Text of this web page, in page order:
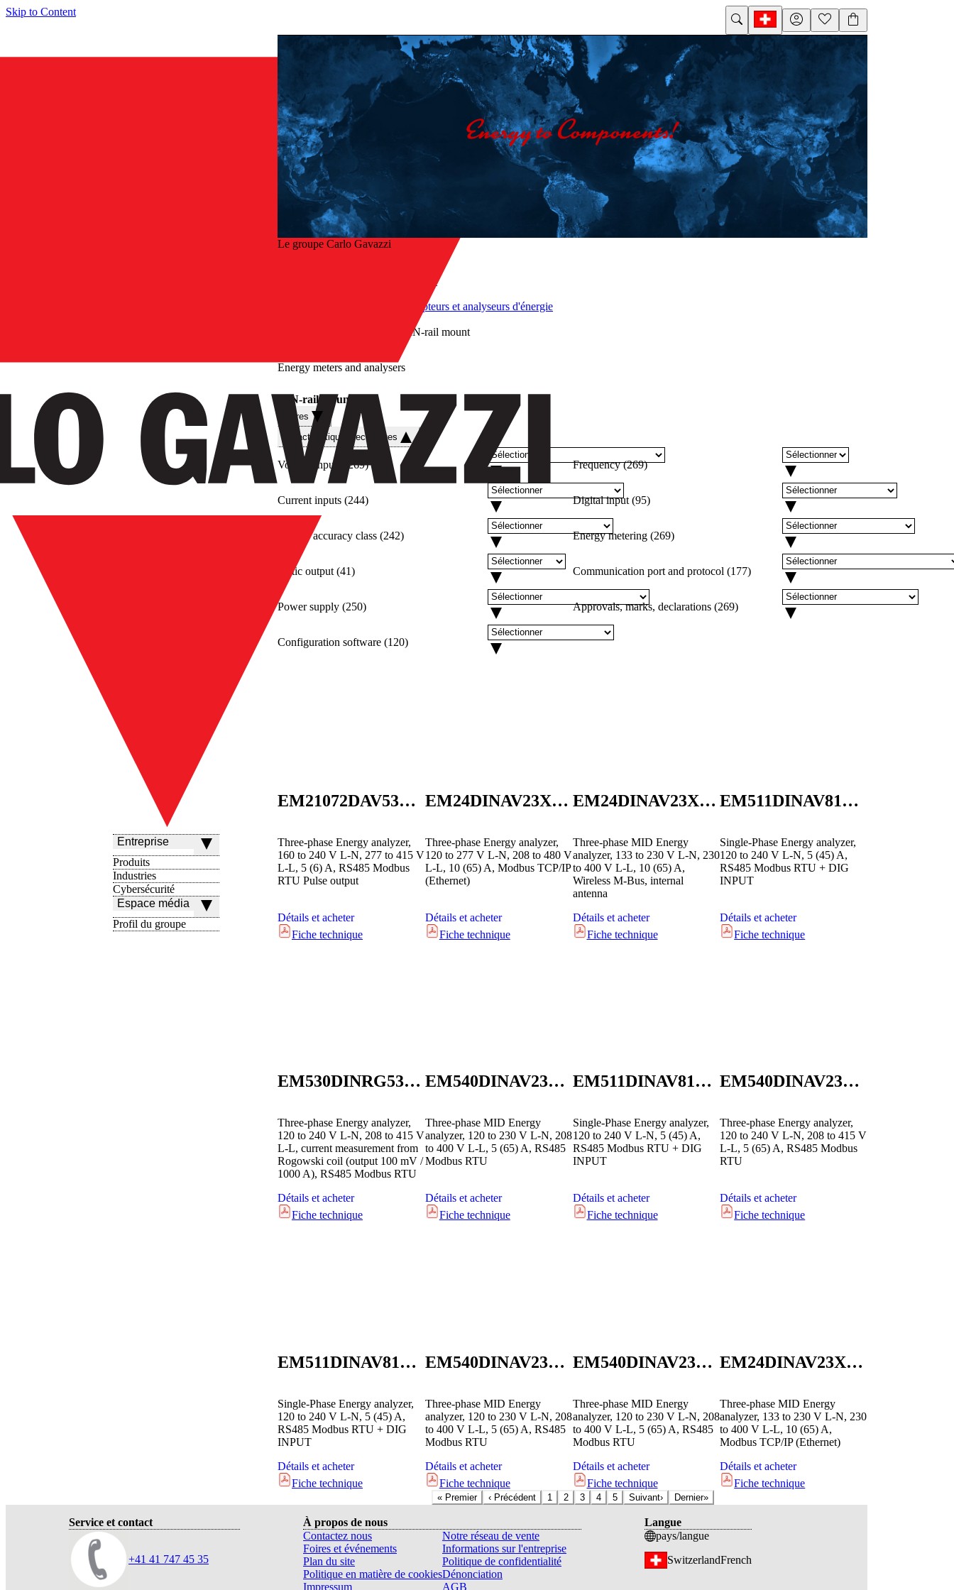
Skip to Content
Entreprise
Produits
Industries
Cybersécurité
Espace média
Profil du groupe
Le groupe Carlo Gavazzi
Compteurs et analyseurs d'énergie
DIN-rail mount
Energy meters and analysers
DIN-rail mount
Filtres
Caractéristiques techniques
Voltage inputs 269) Frequency(269)
Current inputs (244) Digital input(95)
Energy accuracy class (242) Energy metering(269)
Static output (41) Communication port and protocol (177)
Power supply (250) Approvals, marks, declarations(269)
Configuration software (120)
EM21072DAV53XOSX
Three-phase Energy analyzer,
160 to 240 V L-N, 277 to 415 V
L-L, 5 (6) A, RS485 Modbus
RTU Pulse output
Détails et acheter
Fiche technique
EM24DINAV23XE1X
Three-phase Energy analyzer,
120 to 277 V L-N, 208 to 480 V
L-L, 10 (65) A, Modbus TCP/IP
(Ethernet)
Détails et acheter
Fiche technique
EM24DINAV23XW1IPFA
Three-phase MID Energy
analyzer, 133 to 230 V L-N, 230
to 400 V L-L, 10 (65) A,
Wireless M-Bus, internal
antenna
Détails et acheter
Fiche technique
EM511DINAV81XS1PFA
Single-Phase Energy analyzer,
120 to 240 V L-N, 5 (45) A,
RS485 Modbus RTU + DIG
INPUT
Détails et acheter
Fiche technique
EM530DINRG53XS1X
Three-phase Energy analyzer,
120 to 240 V L-N, 208 to 415 V
L-L, current measurement from
Rogowski coil (output 100 mV /
1000 A), RS485 Modbus RTU
Détails et acheter
Fiche technique
EM540DINAV23XS1PFA
Three-phase MID Energy
analyzer, 120 to 230 V L-N, 208
to 400 V L-L, 5 (65) A, RS485
Modbus RTU
Détails et acheter
Fiche technique
EM511DINAV81XS1X
Single-Phase Energy analyzer,
120 to 240 V L-N, 5 (45) A,
RS485 Modbus RTU + DIG
INPUT
Détails et acheter
Fiche technique
EM540DINAV23XS1X
Three-phase Energy analyzer,
120 to 240 V L-N, 208 to 415 V
L-L, 5 (65) A, RS485 Modbus
RTU
Détails et acheter
Fiche technique
EM511DINAV81XS1PFB
Single-Phase Energy analyzer,
120 to 240 V L-N, 5 (45) A,
RS485 Modbus RTU + DIG
INPUT
Détails et acheter
Fiche technique
EM540DINAV23XS1PFB
Three-phase MID Energy
analyzer, 120 to 230 V L-N, 208
to 400 V L-L, 5 (65) A, RS485
Modbus RTU
Détails et acheter
Fiche technique
EM540DINAV23XS1PFC
Three-phase MID Energy
analyzer, 120 to 230 V L-N, 208
to 400 V L-L, 5 (65) A, RS485
Modbus RTU
Détails et acheter
Fiche technique
EM24DINAV23XE1PFB
Three-phase MID Energy
analyzer, 133 to 230 V L-N, 230
to 400 V L-L, 10 (65) A,
Modbus TCP/IP (Ethernet)
Détails et acheter
Fiche technique
« Premier ‹ Précédent 1 2 3 4 5 Suivant› Dernier»
Service et contact
+41 41 747 45 35
À propos de nous
Contactez nous
Notre réseau de vente
Foires et événements
Informations sur l'entreprise
Plan du site
Politique de confidentialité
Politique en matière de cookiesDénonciation
Impressum
AGB
Langue
pays/langue
SwitzerlandFrench